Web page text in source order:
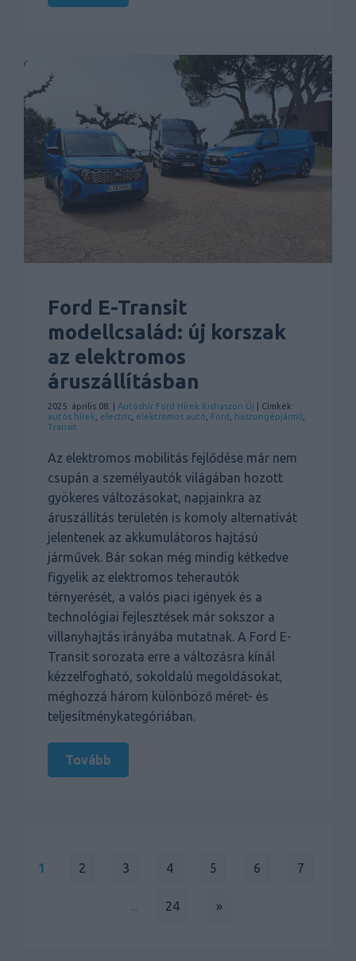
Ford E-Transit
modellcsalád: új korszak
az elektromos
áruszállításban
2025. április 08. | Autóshír Ford Hírek Kishaszon Új | Címkék:
autós hírek
electric elektromos autó Ford haszongépjármű
Transit
Az elektromos mobilitás fejlődése már nem
csupán a személyautók világában hozott
gyökeres változásokat, napjainkra az
áruszállítás területén is komoly alternatívát
jelentenek az akkumulátoros hajtású
járművek. Bár sokan még mindig kétkedve
figyelik az elektromos teherautók
térnyerését, a valós piaci igények és a
technológiai fejlesztések már sokszor a
villanyhajtás irányába mutatnak. A Ford E-
Transit sorozata erre a változásra kínál
kézzelfogható, sokoldalú megoldásokat,
méghozzá három különböző méret- és
teljesítménykategóriában.
Tovább
1 2 3 4 5 6 7
24 »